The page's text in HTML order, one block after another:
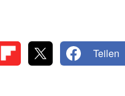
Teilen